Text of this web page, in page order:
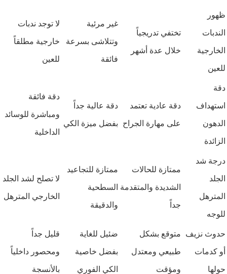
ظهور
الندبات
الخارجية
للعين
تختفي تدريجياً
خلال عدة أشهر
غير مرئية
وتتلاشى بسرعة
فائقة
لا توجد ندبات
خارجية مطلقاً
للعين
دقة
استهداف
الدهون
الزائدة
دقة عادية تعتمد
على مهارة الجراح
دقة عالية جداً
بفضل ميزة الكي
دقة فائقة
ومباشرة للوسائد
الداخلية
درجة شد
الجلد
المترهل
للوجه
ممتازة للحالات
الشديدة والمتقدمة
جداً
ممتازة للتجاعيد
السطحية
والدقيقة
لا تصلح لشد الجلد
الخارجي المترهل
حدوث نزيف
أو كدمات
حولها
متوقع بشكل
طبيعي ومعتدل
ومؤقت
ضئيل للغاية
بفضل خاصية
الكي الفوري
قليل جداً
ومحصور داخلياً
بالأنسجة